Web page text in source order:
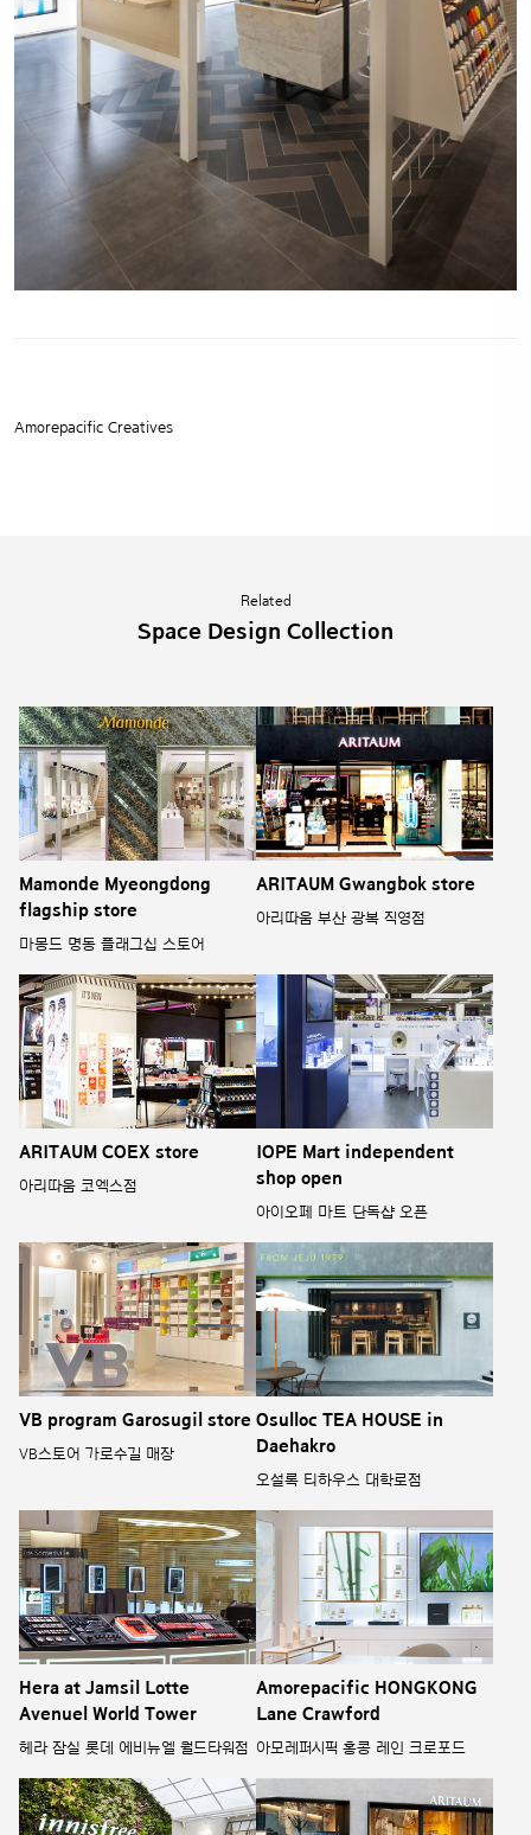
Space Design Collection
Mamonde Myeongdong
flagship store
마몽드 명동 플래그십 스토어
ARITAUM Gwangbok store
아리따움 부산 광복 직영점
ARITAUM COEX store
IOPE Mart independent
shop open
아이오페 마트 단독샵 오픈
VB program Garosugil store
VB스토어 가로수길 매장
Osulloc TEA HOUSE in
Daehakro
Hera at Jamsil Lotte
Avenuel World Tower
Amorepacific HONGKONG
Lane Crawford